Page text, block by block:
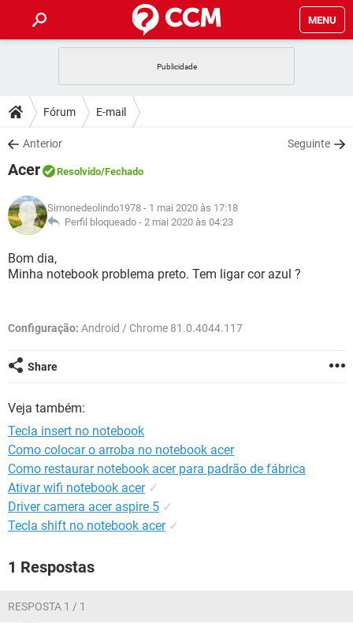
MENU
CELULAR
OUTLOOK
INSTAGRAM
GUIA DE COMPRAS
DICAS
JOGOS
INSTAGRAM GMAIL
GUIA DE COMPRAS
DOWNLOADS
JOGOS
CELULAR
OUTLOOK EXCEL
INSTAGRAM
GUIA DE COMPRAS
FÓRUM
JOGOS WHATSAPP
CELULAR
OUTLOOK
GLOSSÁRIO
JOGOS
CELULAR FACEBOOK
INSTAGRAM GMAIL
GUIA DE COMPRAS
Fórum E-mail
Anterior Seguinte
Acer Resolvido/Fechado
Simonedeolindo1978 - 1 mai 2020 às 17:18
Perfil bloqueado - 2 mai 2020 às 04:23
Bom dia,
Minha notebook problema preto. Tem ligar cor azul ?
Configuração: Android / Chrome 81.0.4044.117
Share
Veja também:
Tecla insert no notebook
Como colocar o arroba no notebook acer
Como restaurar notebook acer para padrão de fábrica
Ativar wifi notebook acer ✓
Driver camera acer aspire 5 ✓
Tecla shift no notebook acer ✓
1 Respostas
RESPOSTA 1 / 1